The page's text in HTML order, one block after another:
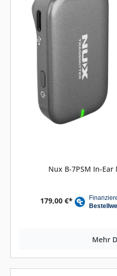
Nux B-7PSM In-
179,00 €*
Mehr